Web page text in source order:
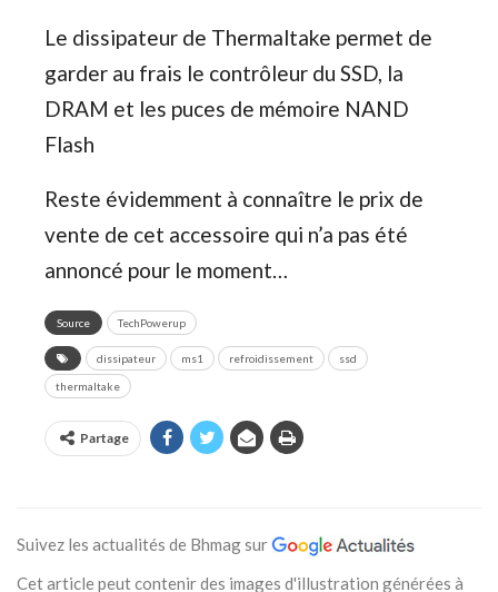
Le dissipateur de Thermaltake permet de
garder au frais le contrôleur du SSD, la
DRAM et les puces de mémoire NAND
Flash
Reste évidemment à connaître le prix de
vente de cet accessoire qui n’a pas été
annoncé pour le moment…
Source TechPowerup
dissipateur ms1 refroidissement ssd
thermaltake
Partage
Suivez les actualités de Bhmag sur
Cet article peut contenir des images d'illustration générées à